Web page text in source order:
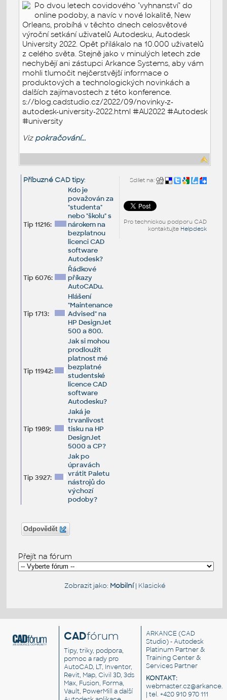
Po dvou letech covidového "vyhnanství" do
online podoby, a navíc v nové lokalitě, New
Orleans, probíhá v těchto dnech celosvětové
výroční setkání uživatelů Autodesku, Autodesk
University 2022. Opět přilákalo na 10.000 uživatelů
z celého světa. Stejně jako v minulých letech zde
nechybějí ani zástupci Arkance Systems, aby vám
mohli tlumočit nejčerstvější informace o
produktových a technologických novinkách a
dalších zajímavostech z této konference.
s://blog.cadstudio.cz/2022/09/novinky-z-
autodesk-university-2022.html #AU2022 #Autodesk
#university
Viz pokračování...
Sdílet na:
Pro technickou podporu CAD
kontaktujte Helpdesk
Příbuzné CAD tipy:
Tip 11216:
Kdo je
považován za
"studenta"
nebo "školu" s
nárokem na
bezplatnou
licenci CAD
software
Autodesk?
Tip 6076:
Řádkové
příkazy
AutoCADu.
Tip 1713:
Hlášení
"Maintenance
Advised" na
HP DesignJet
500 a 800.
Tip 11942:
Jak si mohou
prodloužit
platnost mé
bezplatné
studentské
licence CAD
software
Autodesku?
Tip 1989:
Jaká je
trvanlivost
tisku na HP
DesignJet
5000 a CP?
Tip 3927:
Jak po
úpravách
vrátit Paletu
nástrojů do
výchozí
podoby?
Odpovědět
Přejít na fórum
Zobrazit jako: Mobilní| Klasické
CADfórum
Tipy, triky, podpora,
pomoc a rady pro
AutoCAD, LT, Inventor,
Revit, Map, Civil 3D, 3ds
Max, Fusion, Forma,
Vault, PowerMill a další
ARKANCE (CAD
Studio) - Autodesk
Platinum Partner &
Training Center &
Services Partner
KONTAKT:
| tel. +420 910 970 111